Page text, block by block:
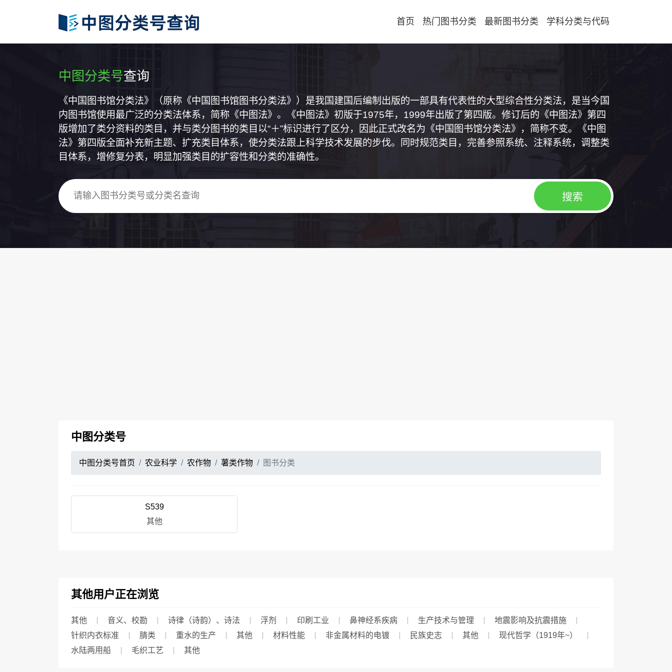
首页 热门图书分类 最新图书分类 学科分类与代码
中图分类号查询
《中国图书馆分类法》（原称《中国图书馆图书分类法》）是我国建国后编制出版的一部具有代表性的大型综合性分类法，是当今国
内图书馆使用最广泛的分类法体系，简称《中图法》。《中图法》初版于1975年，1999年出版了第四版。修订后的《中图法》第四
版增加了类分资料的类目，并与类分图书的类目以“＋”标识进行了区分，因此正式改名为《中国图书馆分类法》，简称不变。《中图
法》第四版全面补充新主题、扩充类目体系，使分类法跟上科学技术发展的步伐。同时规范类目，完善参照系统、注释系统，调整类
目体系，增修复分表，明显加强类目的扩容性和分类的准确性。
中图分类号
中图分类号首页 农业科学 农作物 薯类作物 图书分类
S539
其他
其他用户正在浏览
其他 音义、校勘 诗律（诗韵）、诗法 浮剂 印刷工业 鼻神经系疾病 生产技术与管理
地震影响及抗震措施
针织内衣标准
腈类 重水的生产 其他 材料性能 非金属材料的电镀 民族史志 其他
现代哲学（1919年~）
水陆两用船
毛织工艺 其他